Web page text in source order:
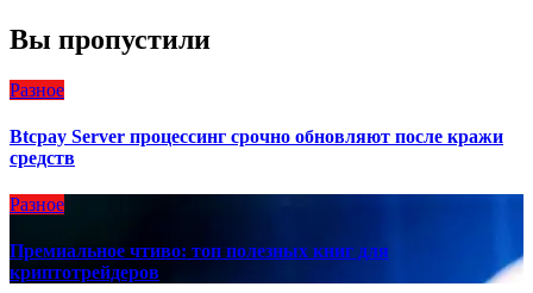
Вы пропустили
Разное
Btcpay Server процессинг срочно обновляют после кражи
средств
Разное
Премиальное чтиво: топ полезных книг для
криптотрейдеров